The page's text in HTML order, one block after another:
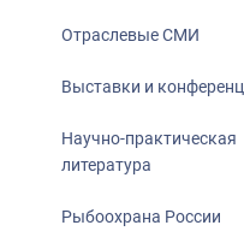
Отраслевые СМИ
Выставки и
Научно-практическая
литература
Рыбоохрана России